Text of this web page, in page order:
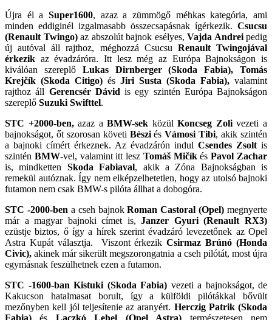
Újra él a Super1600, azaz a zümmögő méhkas kategória, ami
minden eddiginél izgalmasabb összecsapásnak ígérkezik. Csucsu
(Renault Twingo) az abszolút bajnok esélyes, Vajda Andrei pedig
új autóval áll rajthoz, méghozzá Csucsu Renault Twingojával
érkezik az évadzáróra. Itt lesz még az Európa Bajnokságon is
kiválóan szereplő Lukas Dirnberger (Skoda Fabia), Tomás
Krejčík (Skoda Citigo) és Jiri Susta (Skoda Fabia), valamint
rajthoz áll Gerencsér Dávid is egy szintén Európa Bajnokságon
szereplő Suzuki Swifttel.
STC +2000-ben,azaz aBMW-sek közülKoncseg Zolivezeti a
bajnokságot, őt szorosan követi BésziésVámosi Tibi, akik szintén
a bajnoki címért érkeznek. Az évadzárón indul Csendes Zsolt is
szintén BMW-vel, valamint itt lesz Tomáš MičíkésPavol Zachar
is, mindketten Skoda Fabiaval, akik a Zóna Bajnokságban is
remekül autóznak. Így nem elképzelhetetlen, hogy az utolsó bajnoki
futamon nem csak BMW-s pilóta állhat a dobogóra.
STC -2000-ben a cseh bajnokRoman Castoral (Opel) megnyerte
már a magyar bajnoki címet is,Janzer Gyuri (Renault RX3)
ezüstje biztos, ő így a hírek szerint évadzáró levezetőnek az Opel
Astra Kupát választja. Viszont érkezik Csirmaz Brúnó (Honda
Civic),akinek már sikerült megszorongatnia a cseh pilótát, most újra
egymásnak feszülhetnek ezen a futamon.
STC -1600-ban Kistuki (Skoda Fabia) vezeti a bajnokságot, de
Kakucson hatalmasat borult, így a külföldi pilótákkal bővült
mezőnyben kell jól teljesítenie az aranyért. Herczig Patrik (Skoda
Fabia) és Laczkó Lehel (Opel Astra) természetesen nem